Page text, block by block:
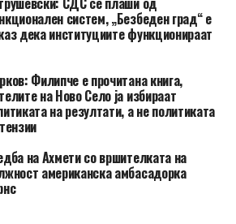
систем, „Безбеден град“ е
дека институциите функционираат
Филипче е прочитана книга,
на Ново Село ја избираат
на резултати, а не политиката
на Ахмети со вршителката на
американска амбасадорка